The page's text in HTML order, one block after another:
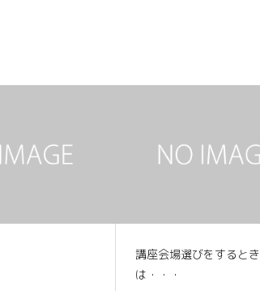
講座会場選びをするとき
は・・・